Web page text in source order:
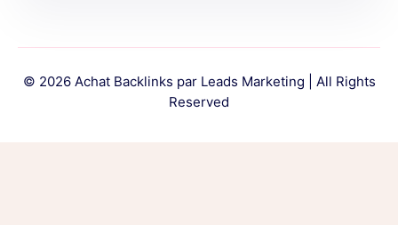
© 2026 Achat Backlinks par Leads Marketing | All Rights
Reserved